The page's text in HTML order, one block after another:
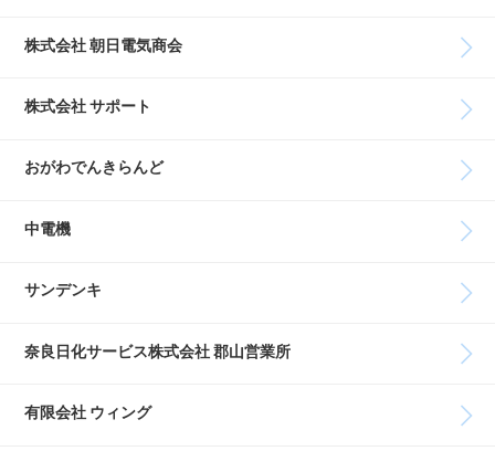
株式会社 朝日電気商会
株式会社 サポート
おがわでんきらんど
中電機
サンデンキ
奈良日化サービス株式会社 郡山営業所
有限会社 ウィング